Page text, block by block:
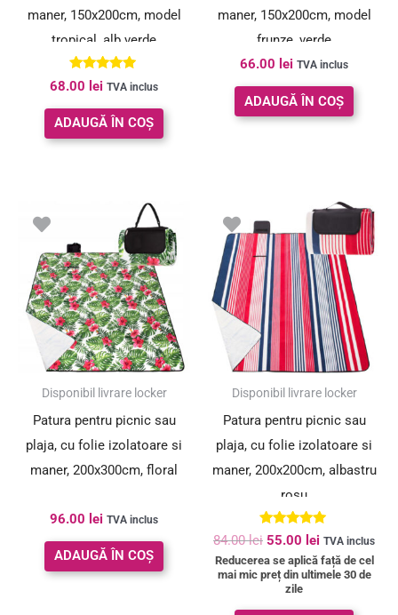
maner, 150x200cm, model
tropical, alb verde
Evaluat la
5.00
din 5
68.00 lei TVA inclus
ADAUGĂ ÎN COȘ
maner, 150x200cm, model
frunze, verde
66.00 lei TVA inclus
ADAUGĂ ÎN COȘ
Disponibil livrare locker
Patura pentru picnic sau
plaja, cu folie izolatoare si
maner, 200x300cm, floral
96.00 lei TVA inclus
ADAUGĂ ÎN COȘ
SUPER PREȚ!
Disponibil livrare locker
Patura pentru picnic sau
plaja, cu folie izolatoare si
maner, 200x200cm, albastru
rosu
Evaluat la
5.00
din 5
84.00lei
inițial
a
fost:
84.00 lei.
55.00 lei
Prețul
este:
55.00 lei.
TVA inclus
Reducerea se aplică față de cel
mai mic preț din ultimele 30 de
zile